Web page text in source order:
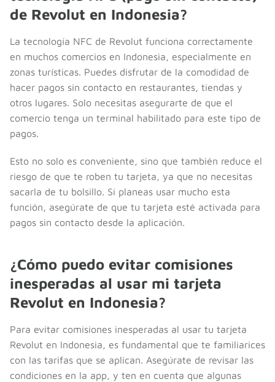
de Revolut en Indonesia?
La tecnología NFC de Revolut funciona correctamente
en muchos comercios en Indonesia, especialmente en
zonas turísticas. Puedes disfrutar de la comodidad de
hacer pagos sin contacto en restaurantes, tiendas y
otros lugares. Solo necesitas asegurarte de que el
comercio tenga un terminal habilitado para este tipo de
pagos.
Esto no solo es conveniente, sino que también reduce el
riesgo de que te roben tu tarjeta, ya que no necesitas
sacarla de tu bolsillo. Si planeas usar mucho esta
función, asegúrate de que tu tarjeta esté activada para
pagos sin contacto desde la aplicación.
¿Cómo puedo evitar comisiones
inesperadas al usar mi tarjeta
Revolut en Indonesia?
Para evitar comisiones inesperadas al usar tu tarjeta
Revolut en Indonesia, es fundamental que te familiarices
con las tarifas que se aplican. Asegúrate de revisar las
condiciones en la app, y ten en cuenta que algunas